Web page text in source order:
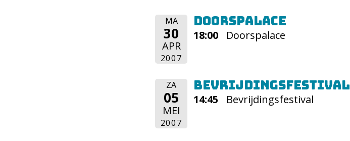
MA
30
APR
2007
Doorspalace
18:00 Doorspalace
ZA
05
MEI
2007
Bevrijdingsfestival
14:45 Bevrijdingsfestival